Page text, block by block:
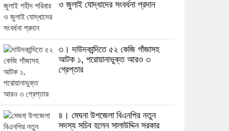
ও জুলাই যোদ্ধাদের সংবর্ধনা প্রদান
৩। দাউদকান্দিতে ৫২ কেজি গাঁজাসহ
আটক ১, পরোয়ানাভুক্ত আরও ৩
গ্রেপ্তার
৪। মেঘনা উপজেলা বিএনপির নতুন
সদস্য সচিব হলেন সালাউদ্দিন সরকার